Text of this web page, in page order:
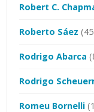
Robert C.
Roberto Sáez
Rodrigo Abarca
Rodrigo
Romeu Bornelli